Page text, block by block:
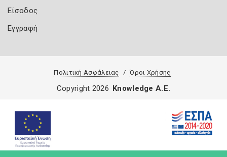
Είσοδος
Εγγραφή
Πολιτική Ασφάλειας Όροι Χρήσης
Copyright 2026 Knowledge A.E.